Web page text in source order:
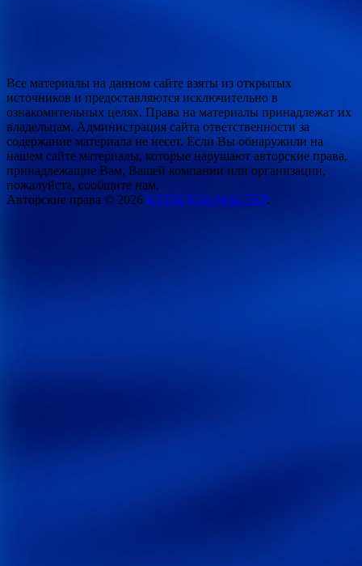
Все материалы на данном сайте взяты из открытых
источников и предоставляются исключительно в
ознакомительных целях. Права на материалы принадлежат их
владельцам. Администрация сайта ответственности за
содержание материала не несет. Если Вы обнаружили на
нашем сайте материалы, которые нарушают авторские права,
принадлежащие Вам, Вашей компании или организации,
пожалуйста, сообщите нам.
Авторские права © 2026 КУПИДОН-МАСТЕР.